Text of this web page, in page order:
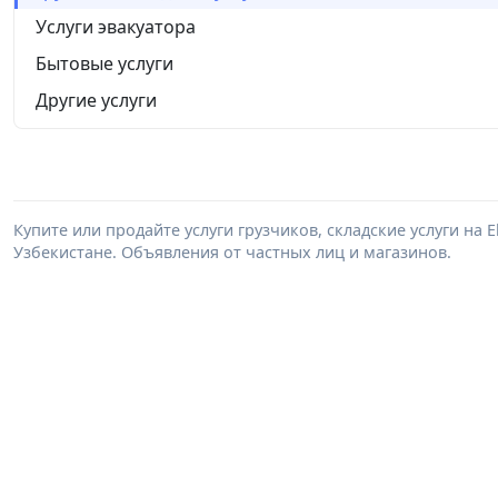
Услуги эвакуатора
Бытовые услуги
Другие услуги
Купите или продайте услуги грузчиков, складские услуги
Узбекистане. Объявления от частных лиц и магазинов.